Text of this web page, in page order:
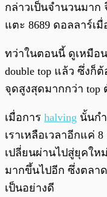
กล่าวเป็นจำนวนมาก
แตะ 8689 ดอลลาร์เ
ทว่าในตอนนี้ ดูเหมือ
double top แล้ว ซึ่งก็
จุดสูงสุดมากกว่า top
เมื่อการ halving นั้นก
เราเหลือเวลาอีกแค่
เปลี่ยนผ่านไปสู่ยุคใ
มากขึ้นไปอีก ซึ่งตลา
เป็นอย่างดี